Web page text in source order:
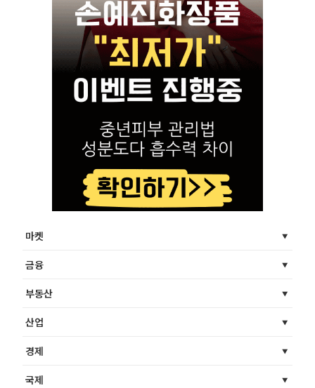
마켓
금융
부동산
산업
경제
국제